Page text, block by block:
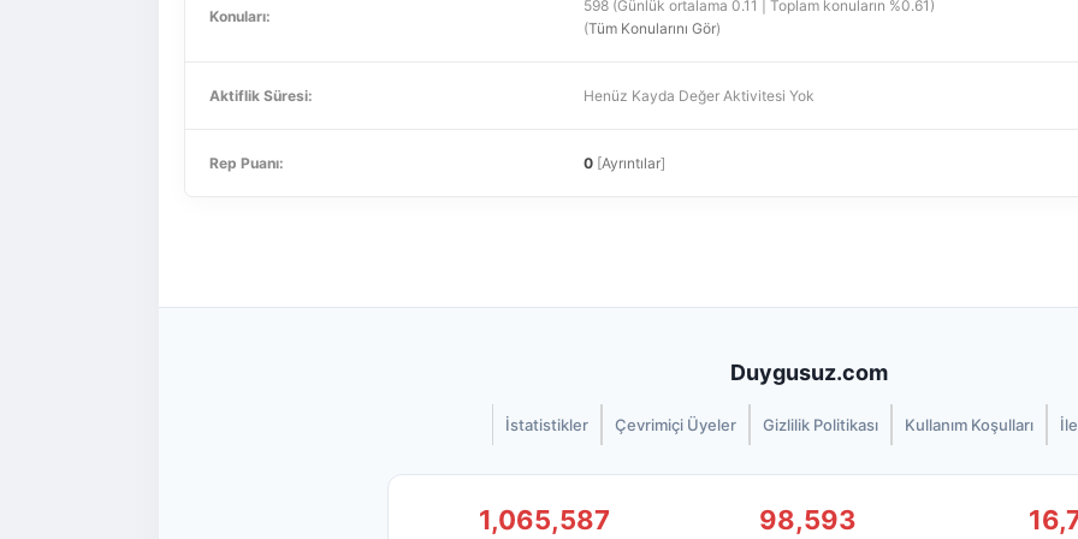
Konuları:
598 (Günlük ortalama 0.11 | Toplam konuların %0.61)
(Tüm Konularını Gör)
Aktiflik Süresi: Henüz Kayda Değer Aktivitesi Yok
Rep Puanı: 0 [Ayrıntılar]
Duygusuz.com
İstatistikler Çevrimiçi Üyeler Gizlilik Politikası Kullanım Koşulları
1,065,587 98,593